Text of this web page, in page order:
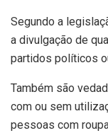
Segundo a
a divulgação de
partidos políticos
Também são
com ou sem
pessoas com